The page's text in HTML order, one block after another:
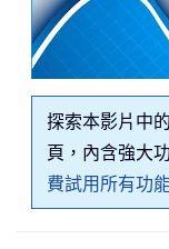
探索本影片中的
頁，內含強大
費試用所有功